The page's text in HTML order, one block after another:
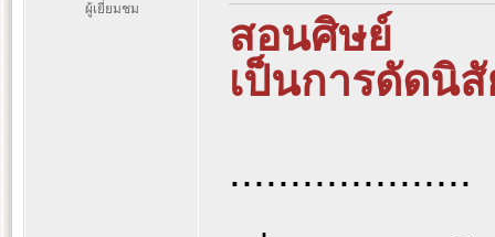
ผู้เยี่ยมชม
สอนศิษย์
เป็นการดัดนิ
....................